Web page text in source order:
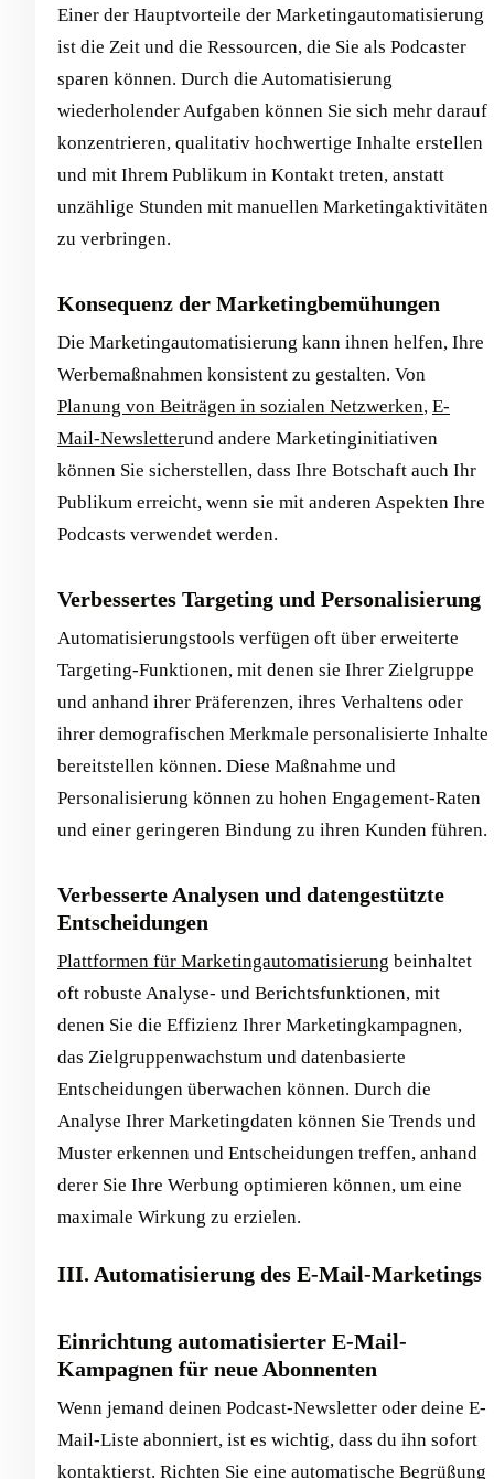
Einer der Hauptvorteile der Marketingautomatisierung
ist die Zeit und die Ressourcen, die Sie als Podcaster
sparen können. Durch die Automatisierung
wiederholender Aufgaben können Sie sich mehr darauf
konzentrieren, qualitativ hochwertige Inhalte erstellen
und mit Ihrem Publikum in Kontakt treten, anstatt
unzählige Stunden mit manuellen Marketingaktivitäten
zu verbringen.
Konsequenz der Marketingbemühungen
Die Marketingautomatisierung kann ihnen helfen, Ihre
Werbemaßnahmen konsistent zu gestalten. Von
Planung von Beiträgen in sozialen Netzwerken, E-
Mail-Newsletterund andere Marketinginitiativen
können Sie sicherstellen, dass Ihre Botschaft auch Ihr
Publikum erreicht, wenn sie mit anderen Aspekten Ihre
Podcasts verwendet werden.
Verbessertes Targeting und Personalisierung
Automatisierungstools verfügen oft über erweiterte
Targeting-Funktionen, mit denen sie Ihrer Zielgruppe
und anhand ihrer Präferenzen, ihres Verhaltens oder
ihrer demografischen Merkmale personalisierte Inhalte
bereitstellen können. Diese Maßnahme und
Personalisierung können zu hohen Engagement-Raten
und einer geringeren Bindung zu ihren Kunden führen.
Verbesserte Analysen und datengestützte
Entscheidungen
Plattformen für Marketingautomatisierung beinhaltet
oft robuste Analyse- und Berichtsfunktionen, mit
denen Sie die Effizienz Ihrer Marketingkampagnen,
das Zielgruppenwachstum und datenbasierte
Entscheidungen überwachen können. Durch die
Analyse Ihrer Marketingdaten können Sie Trends und
Muster erkennen und Entscheidungen treffen, anhand
derer Sie Ihre Werbung optimieren können, um eine
maximale Wirkung zu erzielen.
III. Automatisierung des E-Mail-Marketings
Einrichtung automatisierter E-Mail-
Kampagnen für neue Abonnenten
Wenn jemand deinen Podcast-Newsletter oder deine E-
Mail-Liste abonniert, ist es wichtig, dass du ihn sofort
kontaktierst. Richten Sie eine automatische Begrüßung